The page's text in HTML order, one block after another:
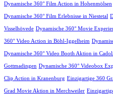
Dynamische 360° Film Action in Hohenmölsen
Dynamische 360° Film Erlebnisse in Niestetal
Visselhövede Dynamische 360° Movie
360° Video Action in Böhl-Iggelheim
Dynamische 360° Video Booth Aktion in
Gottmadingen Dynamische 360° Videobox
Clip Action in Kranenburg Einzigartige 360
Grad Movie Aktion in Merchweiler